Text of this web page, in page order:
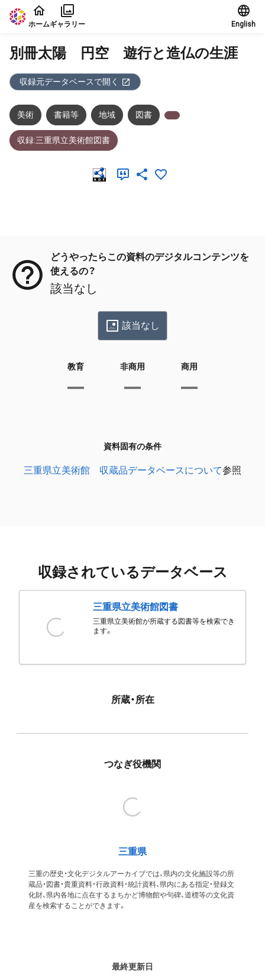
本文に飛ぶ
ホームギャラリー English
別冊太陽 円空 遊行と造仏の生涯
収録元データベースで開く
美術 書籍等 地域 図書
収録:三重県立美術館図書
どうやったらこの資料のデジタルコンテンツを
使えるの？
該当なし
該当なし
教育 非商用 商用
資料固有の条件
三重県立美術館 収蔵品データベースについて参照
収録されているデータベース
三重県立美術館図書
三重県立美術館が所蔵する図書等を検索でき
ます。
所蔵・所在
つなぎ役機関
三重県
三重の歴史・文化デジタルアーカイブでは、県内の文化施設等の所
蔵品・図書・貴重資料・行政資料・統計資料、県内にある指定・登録文
化財、県内各地に点在するまちかど博物館や句碑、道標等の文化資
産を検索することができます。
最終更新日